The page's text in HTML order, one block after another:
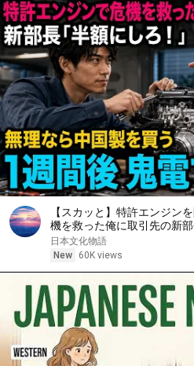
【スカッと】特許エンジン
機を救った俺に取引先の新
ら中国製を買う」1週間後、
の競合と5倍で独占契約済み
日本文化物語
New
60K views